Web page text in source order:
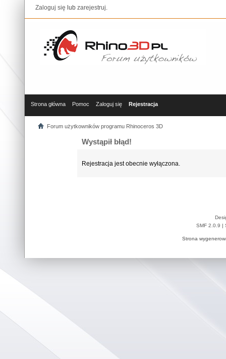
Zaloguj się lub zarejestruj.
Strona główna Pomoc Zaloguj się Rejestracja
Forum użytkowników programu Rhinoceros 3D
Wystąpił błąd!
Rejestracja jest obecnie wyłączona.
SMF 2.0.9
Strona